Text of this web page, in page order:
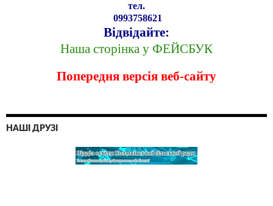
тел.
0993758621
Відвідайте:
Наша сторінка у ФЕЙСБУК
Попередня версія веб-сайту
НАШІ ДРУЗІ